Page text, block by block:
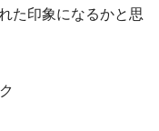
た印象になるかと思